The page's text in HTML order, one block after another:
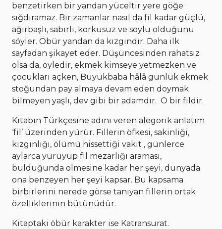
benzetirken bir yandan yüceltir yere göğe
sığdıramaz. Bir zamanlar nasıl da fil kadar güçlü,
ağırbaşlı, sabırlı, korkusuz ve soylu olduğunu
söyler. Öbür yandan da kızgındır. Daha ilk
sayfadan şikayet eder. Düşüncesinden rahatsız
olsa da, öyledir, ekmek kimseye yetmezken ve
çocukları açken, Büyükbaba hâlâ günlük ekmek
stoğundan pay almaya devam eden doymak
bilmeyen yaşlı, dev gibi bir adamdır. O bir fildir.
Kitabın Türkçesine adını veren alegorik anlatım
‘fil’ üzerinden yürür. Fillerin öfkesi, sakinliği,
kızgınlığı, ölümü hissettiği vakit , günlerce
aylarca yürüyüp fil mezarlığı araması,
bulduğunda ölmesine kadar her şeyi, dünyada
ona benzeyen her şeyi kapsar. Bu kapsama
birbirlerini nerede görse tanıyan fillerin ortak
özelliklerinin bütünüdür.
Kitaptaki öbür karakter ise Katransurat.